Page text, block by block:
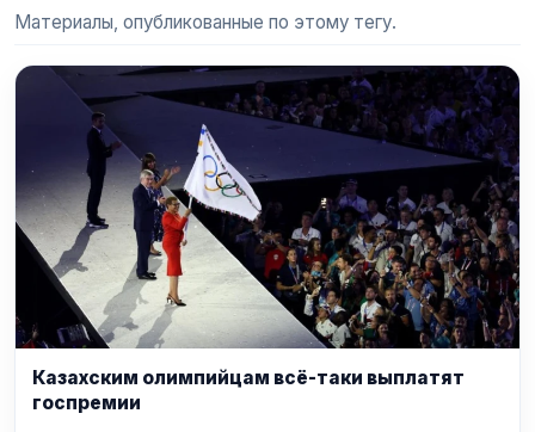
Материалы, опубликованные по этому тегу.
Казахским олимпийцам всё-таки выплатят
госпремии